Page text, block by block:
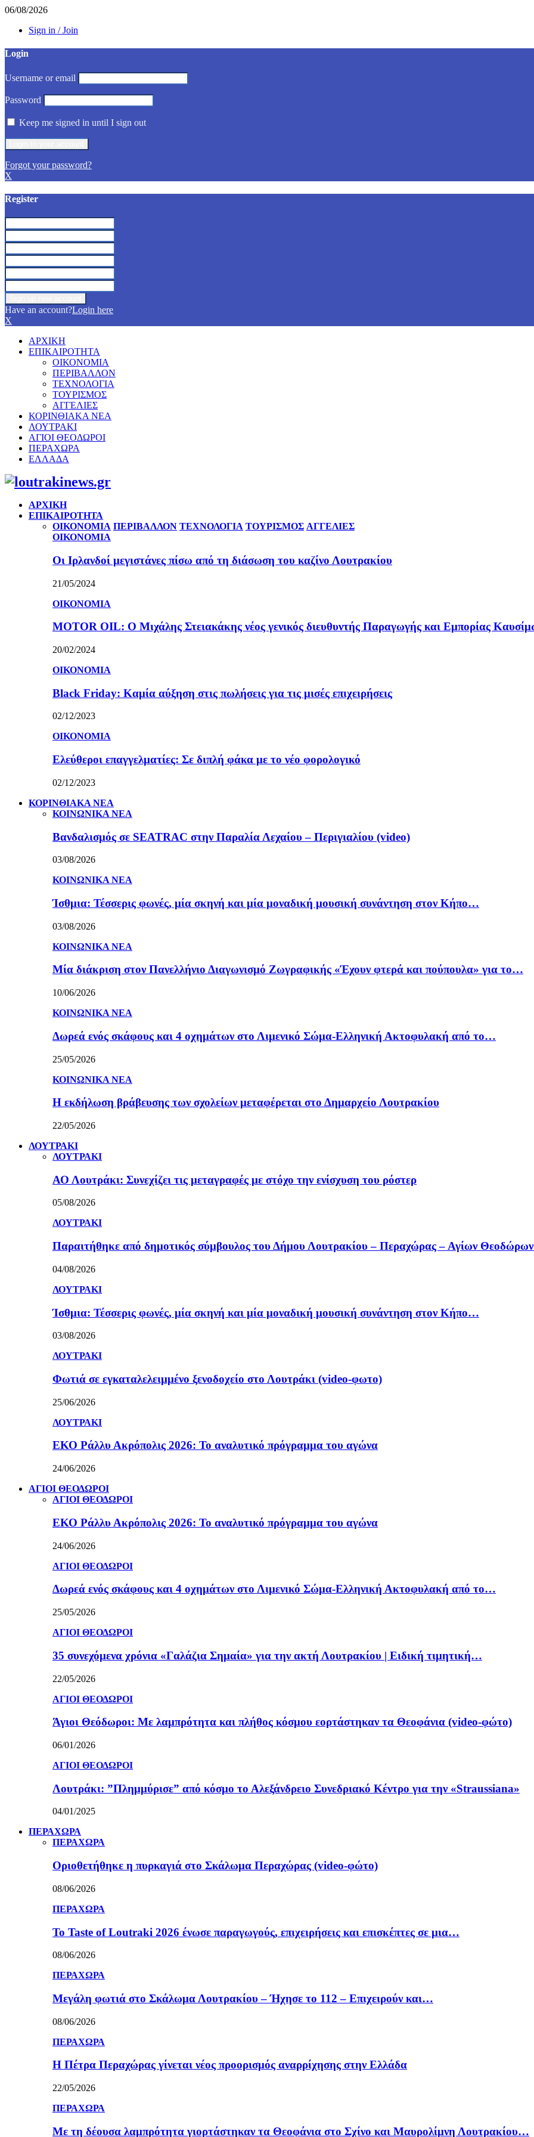
06/08/2026
Sign in / Join
Login
Username or email
Password
Keep me signed in until I sign out
Forgot your password?
X
Register
Have an account?Login here
X
ΑΡΧΙΚΗ
ΕΠΙΚΑΙΡΟΤΗΤΑ
ΟΙΚΟΝΟΜΙΑ
ΠΕΡΙΒΑΛΛΟΝ
ΤΕΧΝΟΛΟΓΙΑ
ΤΟΥΡΙΣΜΟΣ
ΑΓΓΕΛΙΕΣ
ΚΟΡΙΝΘΙΑΚΑ ΝΕΑ
ΛΟΥΤΡΑΚΙ
ΑΓΙΟΙ ΘΕΟΔΩΡΟΙ
ΠΕΡΑΧΩΡΑ
ΕΛΛΑΔΑ
Facebook
Twitter
Instagram
Pinterest
Youtube
ΑΡΧΙΚΗ
ΕΠΙΚΑΙΡΟΤΗΤΑ
ΟΙΚΟΝΟΜΙΑ ΠΕΡΙΒΑΛΛΟΝ ΤΕΧΝΟΛΟΓΙΑ ΤΟΥΡΙΣΜΟΣ ΑΓΓΕΛΙΕΣ
ΟΙΚΟΝΟΜΙΑ
Οι Ιρλανδοί μεγιστάνες πίσω από τη διάσωση του καζίνο Λουτρακίου
21/05/2024
ΟΙΚΟΝΟΜΙΑ
MOTOR OIL: Ο Μιχάλης Στειακάκης νέος γενικός διευθυντής Παραγωγής και Εμπορίας
20/02/2024
ΟΙΚΟΝΟΜΙΑ
Black Friday: Καμία αύξηση στις πωλήσεις για τις μισές επιχειρήσεις
02/12/2023
ΟΙΚΟΝΟΜΙΑ
Ελεύθεροι επαγγελματίες: Σε διπλή φάκα με το νέο φορολογικό
02/12/2023
ΚΟΡΙΝΘΙΑΚΑ ΝΕΑ
ΚΟΙΝΩΝΙΚΑ ΝΕΑ
Βανδαλισμός σε SEATRAC στην Παραλία Λεχαίου – Περιγιαλίου (video)
03/08/2026
ΚΟΙΝΩΝΙΚΑ ΝΕΑ
Ίσθμια: Τέσσερις φωνές, μία σκηνή και μία μοναδική μουσική συνάντηση στον Κήπο…
03/08/2026
ΚΟΙΝΩΝΙΚΑ ΝΕΑ
Μία διάκριση στον Πανελλήνιο Διαγωνισμό Ζωγραφικής «Έχουν φτερά και πούπουλα» για το…
10/06/2026
ΚΟΙΝΩΝΙΚΑ ΝΕΑ
Δωρεά ενός σκάφους και 4 οχημάτων στο Λιμενικό Σώμα-Ελληνική Ακτοφυλακή από το…
25/05/2026
ΚΟΙΝΩΝΙΚΑ ΝΕΑ
Η εκδήλωση βράβευσης των σχολείων μεταφέρεται στο Δημαρχείο Λουτρακίου
22/05/2026
ΛΟΥΤΡΑΚΙ
ΛΟΥΤΡΑΚΙ
ΑΟ Λουτράκι: Συνεχίζει τις μεταγραφές με στόχο την ενίσχυση του ρόστερ
05/08/2026
ΛΟΥΤΡΑΚΙ
Παραιτήθηκε από δημοτικός σύμβουλος του Δήμου Λουτρακίου – Περαχώρας – Αγίων
04/08/2026
ΛΟΥΤΡΑΚΙ
Ίσθμια: Τέσσερις φωνές, μία σκηνή και μία μοναδική μουσική συνάντηση στον Κήπο…
03/08/2026
ΛΟΥΤΡΑΚΙ
Φωτιά σε εγκαταλελειμμένο ξενοδοχείο στο Λουτράκι (video-φωτο)
25/06/2026
ΛΟΥΤΡΑΚΙ
ΕΚΟ Ράλλυ Ακρόπολις 2026: Το αναλυτικό πρόγραμμα του αγώνα
24/06/2026
ΑΓΙΟΙ ΘΕΟΔΩΡΟΙ
ΑΓΙΟΙ ΘΕΟΔΩΡΟΙ
ΕΚΟ Ράλλυ Ακρόπολις 2026: Το αναλυτικό πρόγραμμα του αγώνα
24/06/2026
ΑΓΙΟΙ ΘΕΟΔΩΡΟΙ
Δωρεά ενός σκάφους και 4 οχημάτων στο Λιμενικό Σώμα-Ελληνική Ακτοφυλακή από το…
25/05/2026
ΑΓΙΟΙ ΘΕΟΔΩΡΟΙ
35 συνεχόμενα χρόνια «Γαλάζια Σημαία» για την ακτή Λουτρακίου | Ειδική τιμητική…
22/05/2026
ΑΓΙΟΙ ΘΕΟΔΩΡΟΙ
Άγιοι Θεόδωροι: Με λαμπρότητα και πλήθος κόσμου εορτάστηκαν τα Θεοφάνια (video-φώτο)
06/01/2026
ΑΓΙΟΙ ΘΕΟΔΩΡΟΙ
Λουτράκι: ”Πλημμύρισε” από κόσμο το Αλεξάνδρειο Συνεδριακό Κέντρο για την «Straussiana»
04/01/2025
ΠΕΡΑΧΩΡΑ
ΠΕΡΑΧΩΡΑ
Οριοθετήθηκε η πυρκαγιά στο Σκάλωμα Περαχώρας (video-φώτο)
08/06/2026
ΠΕΡΑΧΩΡΑ
Το Taste of Loutraki 2026 ένωσε παραγωγούς, επιχειρήσεις και επισκέπτες σε μια…
08/06/2026
ΠΕΡΑΧΩΡΑ
Μεγάλη φωτιά στο Σκάλωμα Λουτρακίου – Ήχησε το 112 – Επιχειρούν και…
08/06/2026
ΠΕΡΑΧΩΡΑ
Η Πέτρα Περαχώρας γίνεται νέος προορισμός αναρρίχησης στην Ελλάδα
22/05/2026
ΠΕΡΑΧΩΡΑ
Με τη δέουσα λαμπρότητα γιορτάστηκαν τα Θεοφάνια στο Σχίνο και Μαυρολίμνη Λουτρακίου…